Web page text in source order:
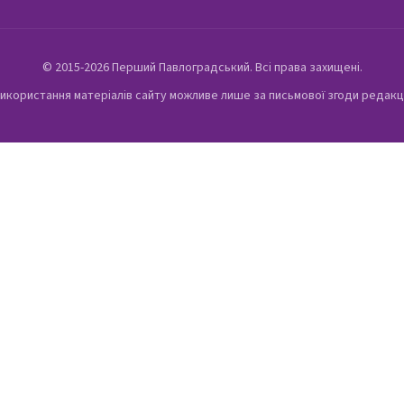
© 2015-2026 Перший Павлоградський. Всі права захищені.
матеріалів сайту можливе лише за письмової згоди